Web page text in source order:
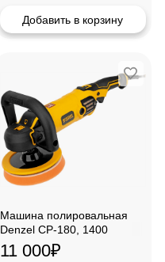
Добавить в корзину
Машина полировальная
Denzel CP-180, 1400
Вт,27701
11 000₽